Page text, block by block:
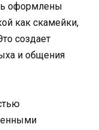
оформлены
как скамейки,
создает
и общения